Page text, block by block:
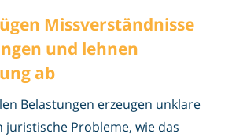
Missverständnisse
und lehnen
ab
Belastungen erzeugen unklare
juristische Probleme, wie das